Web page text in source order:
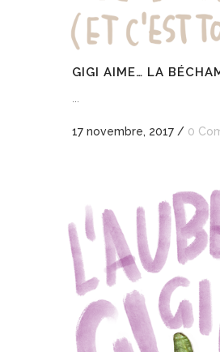
GIGI AIME… LA
...
17 novembre, 2017 / 0